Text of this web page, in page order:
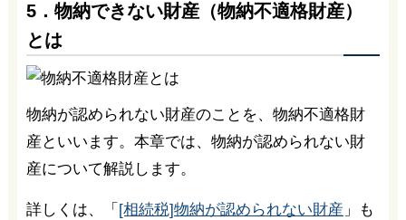
5．物納できない財産（物納不適格財産）
とは
物納が認められない財産のことを、物納不適格財
産といいます。本章では、物納が認められない財
産について解説します。
詳しくは、「 [相続税]物納が認められない財産 」も